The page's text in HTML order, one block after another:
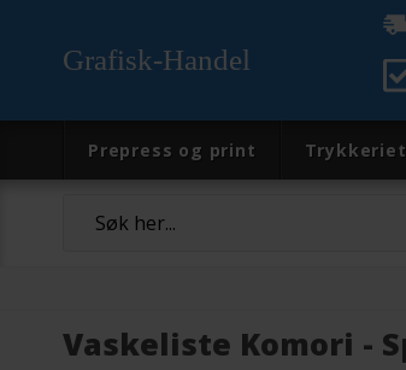
Grafisk-Handel
Prepress og print Trykkeriet
Vaskeliste Komori -